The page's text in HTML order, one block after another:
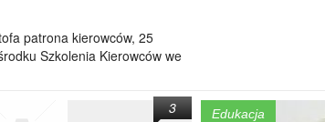
patrona kierowców, 25
Szkolenia Kierowców we
3 Edukacja